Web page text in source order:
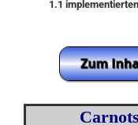
1.1